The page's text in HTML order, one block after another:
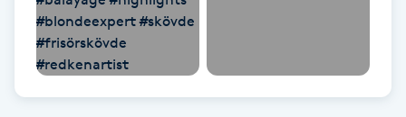
Megavolymfransar
Melasma